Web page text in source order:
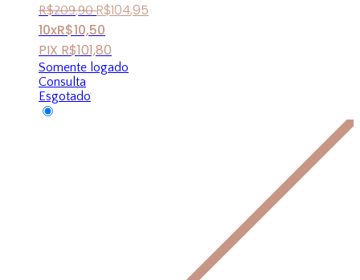
R$209,90 R$104,95
10xR$10,50
PIX R$101,80
Somente logado
Consulta
Esgotado